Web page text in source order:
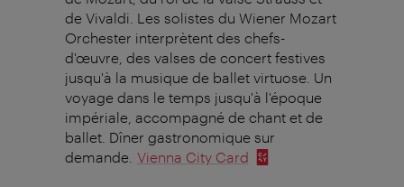
de Vivaldi. Les solistes du Wiener Mozart
Orchester interprètent des chefs-
d'œuvre, des valses de concert festives
jusqu'à la musique de ballet virtuose. Un
voyage dans le temps jusqu'à l'époque
impériale, accompagné de chant et de
ballet. Dîner gastronomique sur
demande. Vienna City Card